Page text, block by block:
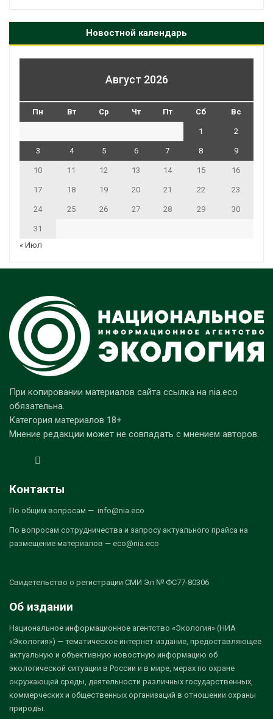
Новостной календарь
Август 2026
Пн Вт Ср Чт Пт Сб Вс
1 2
3 4 5 6 7 8 9
10 11 12 13 14 15 16
17 18 19 20 21 22 23
24 25 26 27 28 29 30
31
« Июл
При копировании материалов сайта ссылка на nia.eco
обязательна.
Категория материалов 18+
Мнение редакции может не совпадать с мнением авторов.
Контакты
По общим вопросам — info@nia.eco
По вопросам сотрудничества и запросу актуального прайса на
размещение материалов — eco@nia.eco
Свидетельство о регистрации СМИ Эл № ФС77-80306
Об издании
Национальное информационное агентство «Экология» (НИА
«Экология») — тематическое интернет-издание, предоставляющее
актуальную и объективную новостную информацию об
экологической ситуации в России и в мире, мерах по охране
окружающей среды, деятельности различных государственных,
коммерческих и общественных организаций в отношении охраны
природы.